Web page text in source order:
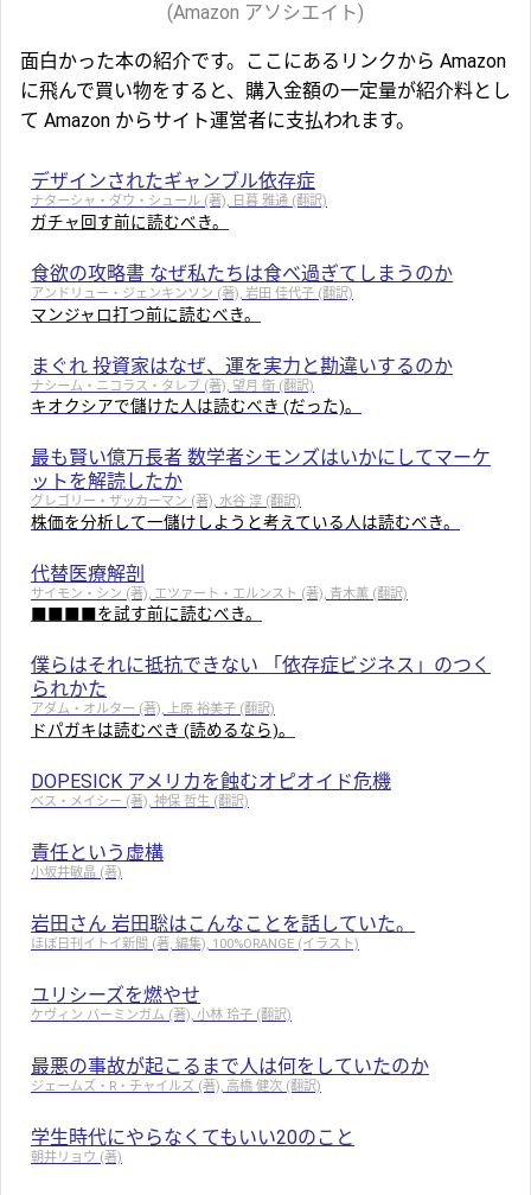
(Amazon アソシエイト)
面白かった本の紹介です。ここにあるリンクから Amazon
に飛んで買い物をすると、購入金額の一定量が紹介料とし
て Amazon からサイト運営者に支払われます。
デザインされたギャンブル依存症
ナターシャ・ダウ・シュール (著), 日暮 雅通 (翻訳)
ガチャ回す前に読むべき。
食欲の攻略書 なぜ私たちは食べ過ぎてしまうのか
アンドリュー・ジェンキンソン (著), 岩田 佳代子 (翻訳)
マンジャロ打つ前に読むべき。
まぐれ 投資家はなぜ、運を実力と勘違いするのか
ナシーム・ニコラス・タレブ (著), 望月 衛 (翻訳)
キオクシアで儲けた人は読むべき (だった)。
最も賢い億万長者 数学者シモンズはいかにしてマーケ
ットを解読したか
グレゴリー・ザッカーマン (著), 水谷 淳 (翻訳)
株価を分析して一儲けしようと考えている人は読むべき。
代替医療解剖
サイモン・シン (著), エツァート・エルンスト (著), 青木薫 (翻訳)
■■■■を試す前に読むべき。
僕らはそれに抵抗できない 「依存症ビジネス」のつく
られかた
アダム・オルター (著), 上原 裕美子 (翻訳)
ドパガキは読むべき (読めるなら)。
DOPESICK アメリカを蝕むオピオイド危機
ベス・メイシー (著), 神保 哲生 (翻訳)
責任という虚構
小坂井敏晶 (著)
岩田さん 岩田聡はこんなことを話していた。
ほぼ日刊イトイ新聞 (著, 編集), 100%ORANGE (イラスト)
ユリシーズを燃やせ
ケヴィン バーミンガム (著), 小林 玲子 (翻訳)
最悪の事故が起こるまで人は何をしていたのか
ジェームズ・R・チャイルズ (著), 高橋 健次 (翻訳)
学生時代にやらなくてもいい20のこと
朝井リョウ (著)